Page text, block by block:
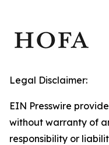
Legal Disclaimer:
EIN Presswire
without warranty of
responsibility or